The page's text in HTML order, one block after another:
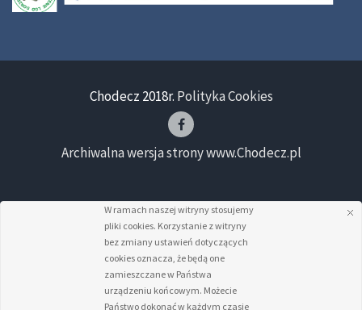
Chodecz 2018r. Polityka Cookies
Archiwalna wersja strony www.Chodecz.pl
W ramach naszej witryny stosujemy
pliki cookies. Korzystanie z witryny
bez zmiany ustawień dotyczących
cookies oznacza, że będą one
zamieszczane w Państwa
urządzeniu końcowym. Możecie
Państwo dokonać w każdym czasie